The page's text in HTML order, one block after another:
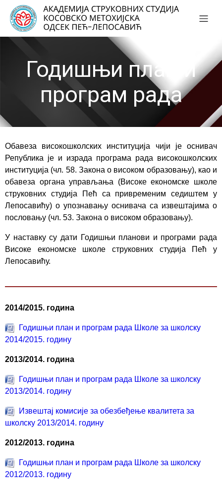
Годишњи план и
програм рада
Обавеза високошколских институција чији је оснивач
Република је и израда програма рада високошколских
институција (чл. 58. Закона о високом образовању), као и
обавеза органа управљања (Високе економске школе
струковних студија Пећ са привременим седиштем у
Лепосавићу) о упознавању оснивача са извештајима о
пословању (чл. 53. Закона о високом образовању).
У наставку су дати Годишњи планови и програми рада
Високе економске школе струковних студија Пећ у
Лепосавићу.
2014/2015. година
Годишњи план и програм рада Школе за школску
2014/2015. годину
2013/2014. година
Годишњи план и програм рада Школе за школску
2013/2014. годину
Извештај комисије за обезбеђење квалитета за
школску 2013/2014. годину
2012/2013. година
Годишњи план и програм рада Школе за школску
2012/2013. годину